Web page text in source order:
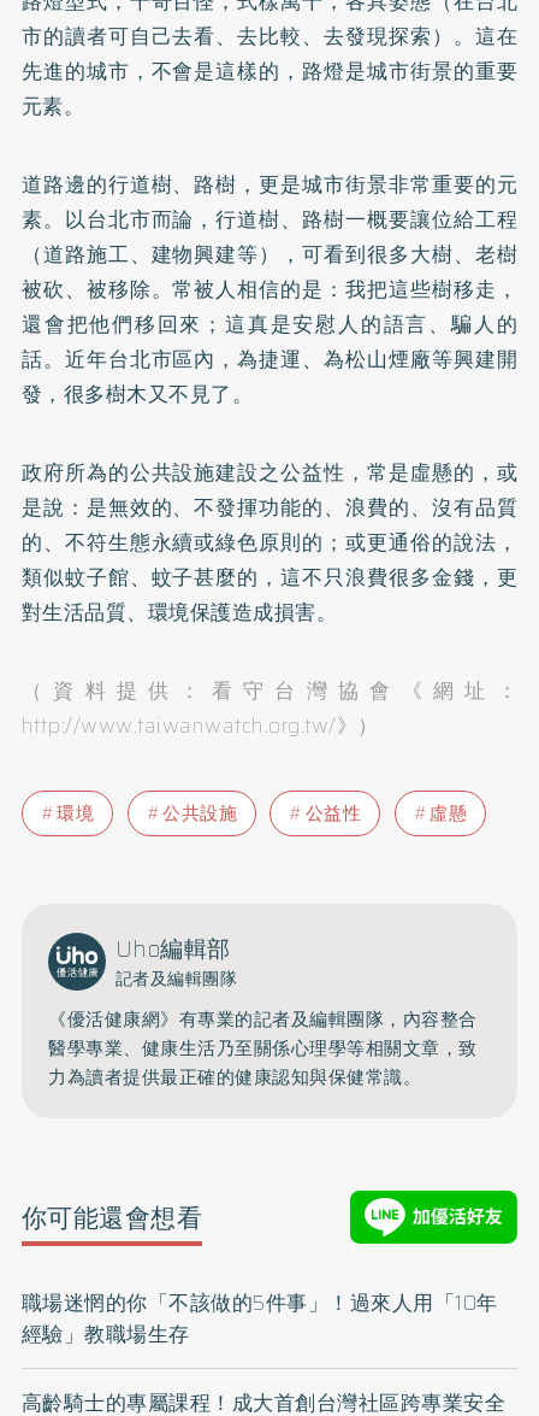
市的讀者可自己去看、去比較、去發現探索）。這在
先進的城市，不會是這樣的，路燈是城市街景的重要
元素。
道路邊的行道樹、路樹，更是城市街景非常重要的元
素。以台北市而論，行道樹、路樹一概要讓位給工程
（道路施工、建物興建等），可看到很多大樹、老樹
被砍、被移除。常被人相信的是：我把這些樹移走，
還會把他們移回來；這真是安慰人的語言、騙人的
話。近年台北市區內，為捷運、為松山煙廠等興建開
發，很多樹木又不見了。
政府所為的公共設施建設之公益性，常是虛懸的，或
是說：是無效的、不發揮功能的、浪費的、沒有品質
的、不符生態永續或綠色原則的；或更通俗的說法，
類似蚊子館、蚊子甚麼的，這不只浪費很多金錢，更
對生活品質、環境保護造成損害。
（資料提供：看守台灣協會《網址：
http://www.taiwanwatch.org.tw/》）
環境 公共設施 公益性 虛懸
Uho編輯部
記者及編輯團隊
《優活健康網》有專業的記者及編輯團隊，內容整合
醫學專業、健康生活乃至關係心理學等相關文章，致
力為讀者提供最正確的健康認知與保健常識。
你可能還會想看
職場迷惘的你「不該做的5件事」！過來人用「10年
經驗」教職場生存
高齡騎士的專屬課程！成大首創台灣社區跨專業安全